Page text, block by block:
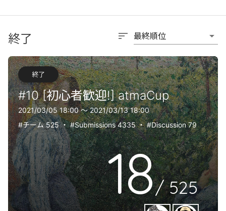
終了 sort 最終順位 arrow_drop_down
終了
#10 [初心者歓迎!] atmaCup
2021/03/05 18:00 〜 2021/03/13 18:00
#チーム 525・#Submissions 4335・#Discussion 79
18/525